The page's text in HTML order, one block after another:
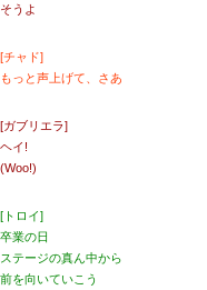
そうよ
[チャド]
もっと声上げて、さあ
[ガブリエラ]
ヘイ!
(Woo!)
[トロイ]
卒業の日
ステージの真ん中から
前を向いていこう